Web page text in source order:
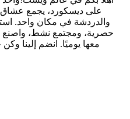
على ديسكورد، يجمع عشاق
والدردشة في مكان واحد.
حصرية، ومجتمع نشط، واصنع
معها يوميًا. انضم إلينا